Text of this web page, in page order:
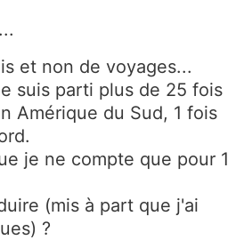
et non de voyages...
suis parti plus de 25 fois
Amérique du Sud, 1 fois
je ne compte que pour 1
(mis à part que j'ai
?